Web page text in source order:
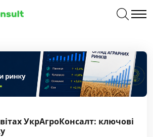
УкрАгроКонсалт: ключові